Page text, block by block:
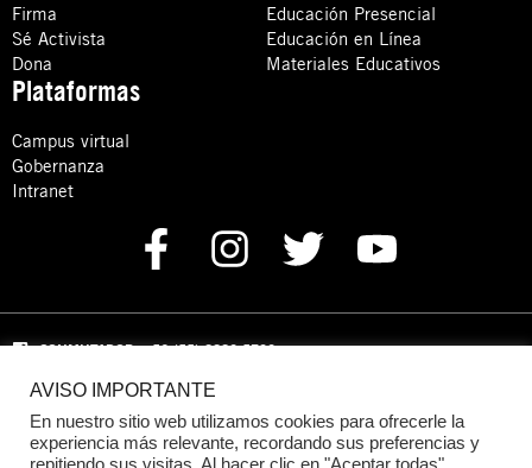
Firma
Sé Activista
Dona
Educación Presencial
Educación en Línea
Materiales Educativos
Plataformas
Campus virtual
Gobernanza
Intranet
CONMUTADOR: +52 (55) 8880 5730
Domicilio: Calle Hércules 13,
Benito Juárez, C.P. 03940 Ciudad de México, CDMX
AVISO IMPORTANTE
En nuestro sitio web utilizamos cookies para ofrecerle la
experiencia más relevante, recordando sus preferencias y